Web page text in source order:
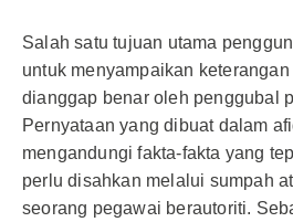
Salah satu tujuan utama
untuk menyampaikan
dianggap benar oleh penggubal
Pernyataan yang dibuat dalam
mengandungi fakta-fakta yang
perlu disahkan melalui sumpah
seorang pegawai berautoriti.